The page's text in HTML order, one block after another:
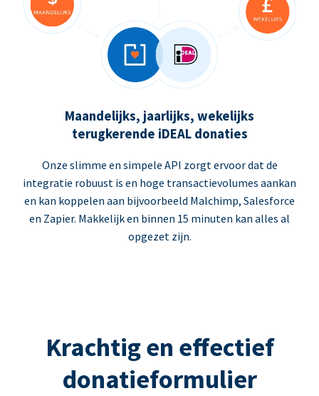
Maandelijks, jaarlijks, wekelijks
terugkerende iDEAL donaties
Onze slimme en simpele API zorgt ervoor dat de
integratie robuust is en hoge transactievolumes aankan
en kan koppelen aan bijvoorbeeld Malchimp, Salesforce
en Zapier. Makkelijk en binnen 15 minuten kan alles al
opgezet zijn.
Krachtig en effectief
donatieformulier